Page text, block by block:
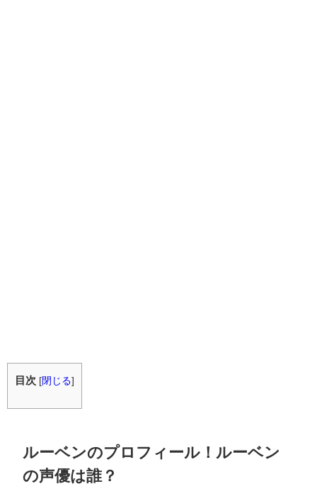
目次 [閉じる]
ルーベンのプロフィール！ルーベン
の声優は誰？